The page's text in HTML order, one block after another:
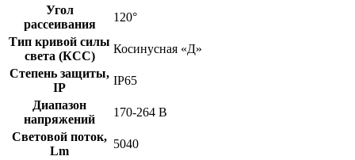
Угол
рассеивания
120°
Тип кривой силы
света (КСС)
Косинусная «Д»
Степень защиты,
IP
IP65
Диапазон
напряжений
170-264 В
Световой поток,
Lm
5040